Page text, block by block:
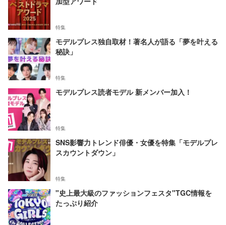
特集
モデルプレス独自取材！著名人が語る「夢を叶える
秘訣」
特集
モデルプレス読者モデル 新メンバー加入！
特集
SNS影響力トレンド俳優・女優を特集「モデルプレ
スカウントダウン」
特集
"史上最大級のファッションフェスタ"TGC情報を
たっぷり紹介